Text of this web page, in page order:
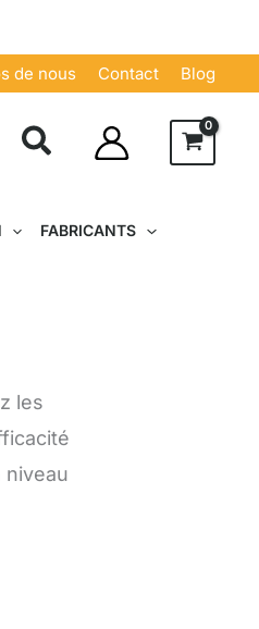
de nous Contact Blog
FABRICANTS
les
niveau